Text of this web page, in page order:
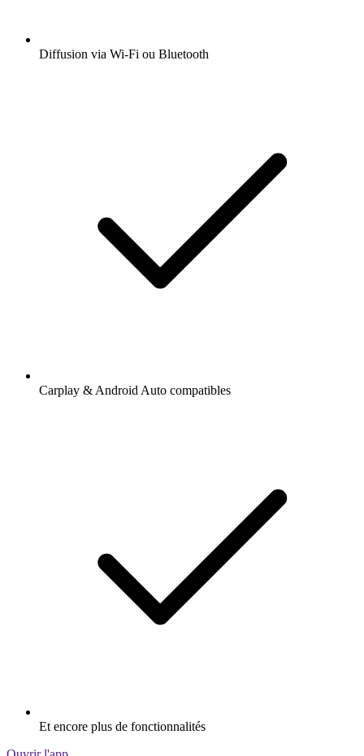
Diffusion via Wi-Fi ou Bluetooth
Carplay & Android Auto compatibles
Et encore plus de fonctionnalités